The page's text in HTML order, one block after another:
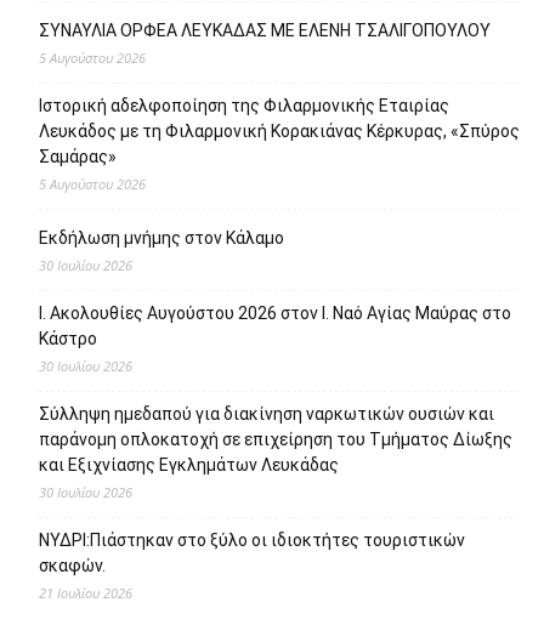
ΣΥΝΑΥΛΙΑ ΟΡΦΕΑ ΛΕΥΚΑΔΑΣ ΜΕ ΕΛΕΝΗ ΤΣΑΛΙΓΟΠΟΥΛΟΥ
5 Αυγούστου 2026
Ιστορική αδελφοποίηση της Φιλαρμονικής Εταιρίας
Λευκάδος με τη Φιλαρμονική Κορακιάνας Κέρκυρας, «Σπύρος
Σαμάρας»
5 Αυγούστου 2026
Εκδήλωση μνήμης στον Κάλαμο
30 Ιουλίου 2026
Ι. Ακολουθίες Αυγούστου 2026 στον Ι. Ναό Αγίας Μαύρας στο
Κάστρο
30 Ιουλίου 2026
Σύλληψη ημεδαπού για διακίνηση ναρκωτικών ουσιών και
παράνομη οπλοκατοχή σε επιχείρηση του Τμήματος Δίωξης
και Εξιχνίασης Εγκλημάτων Λευκάδας
30 Ιουλίου 2026
ΝΥΔΡΙ:Πιάστηκαν στο ξύλο οι ιδιοκτήτες τουριστικών
σκαφών.
21 Ιουλίου 2026